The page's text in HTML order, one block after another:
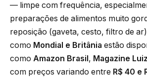
— limpe com frequência,
preparações de alimentos muito
reposição (gaveta, cesto, filtro de
como Mondial e Britânia estão
como Amazon Brasil , Magazine
com preços variando entre R$ 40 e